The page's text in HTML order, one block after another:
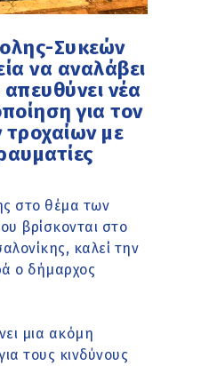
Συκεών
να αναλάβει
απευθύνει νέα
για τον
με
στο θέμα των
βρίσκονται στο
καλεί την
ο δήμαρχος
μια ακόμη
τους κινδύνους